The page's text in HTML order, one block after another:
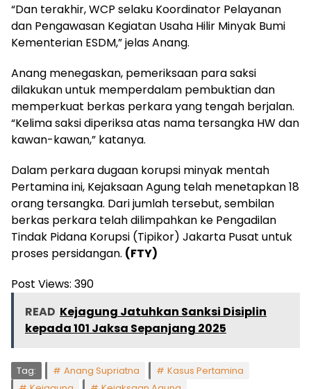
“Dan terakhir, WCP selaku Koordinator Pelayanan
dan Pengawasan Kegiatan Usaha Hilir Minyak Bumi
Kementerian ESDM,” jelas Anang.
Anang menegaskan, pemeriksaan para saksi
dilakukan untuk memperdalam pembuktian dan
memperkuat berkas perkara yang tengah berjalan.
“Kelima saksi diperiksa atas nama tersangka HW dan
kawan-kawan,” katanya.
Dalam perkara dugaan korupsi minyak mentah
Pertamina ini, Kejaksaan Agung telah menetapkan 18
orang tersangka. Dari jumlah tersebut, sembilan
berkas perkara telah dilimpahkan ke Pengadilan
Tindak Pidana Korupsi (Tipikor) Jakarta Pusat untuk
proses persidangan. (FTY)
Post Views: 390
READ Kejagung Jatuhkan Sanksi Disiplin
kepada 101 Jaksa Sepanjang 2025
Tag: Anang Supriatna
Kasus Pertamina